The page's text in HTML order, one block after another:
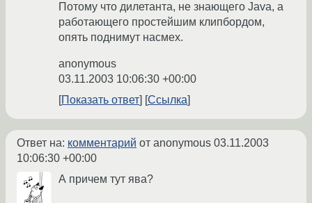
Потому что дилетанта, не знающего Java, а
работающего простейшим клипбордом,
опять поднимут насмех.
anonymous
03.11.2003 10:06:30 +00:00
Показать ответ
Ссылка
Ответ на: комментарий от anonymous 03.11.2003
10:06:30 +00:00
А причем тут ява?